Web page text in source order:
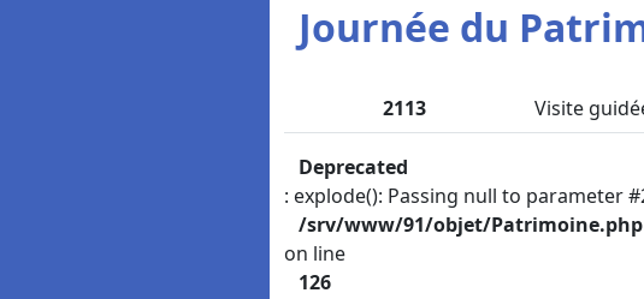
Journée du
2113 Visite
Deprecated
: explode(): Passing null to parameter
/srv/www/91/objet/Patrimoine.php
on line
126